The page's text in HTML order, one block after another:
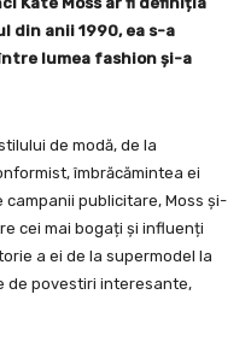
din anii 1990, ea s-a
lumea fashion și-a
de modă, de la
îmbrăcămintea ei
campanii publicitare, Moss și-
cei mai bogați și influenți
a ei de la supermodel la
de povestiri interesante,